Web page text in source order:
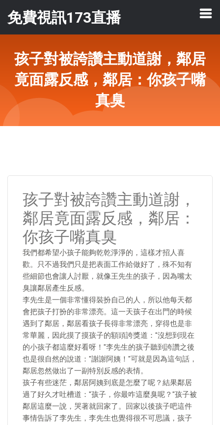
免費視訊173直播
孩子對被誇讚主動道謝，鄰居
竟面露反感，鄰居：你孩子嘴
真臭
孩子對被誇讚主動道謝，
鄰居竟面露反感，鄰居：
你孩子嘴真臭
我們都希望小孩子能夠乾乾淨淨的，這樣才招人喜
歡。只不過我們只是把表面工作給做好了，殊不知有
些細節也會讓人討厭，就像王先生的孩子，因為嘴太
臭讓鄰居產生反感。
李先生是一個非常懂得裝扮自己的人，所以他每天都
會把孩子打扮的非常漂亮。這一天孩子在出門的時候
遇到了鄰居，鄰居看孩子長得非常漂亮，穿得也是非
常華麗，因此摸了摸孩子的額頭誇獎道："沒想到現在
的小孩子都這麼好看呀！"李先生的孩子聽到誇讚之後
也是很自然的說道："謝謝阿姨！"可就是因為這句話，
鄰居忽然做出了一副特別反感的表情。
孩子有些迷茫，鄰居阿姨到底是怎麼了呢？結果鄰居
過了好久才吐槽道："孩子，你最咋這麼臭呢？"孩子被
鄰居這麼一說，哭著就回家了。回家以後孩子吧這件
事情告訴了李先生，李先生也覺得很不可思議，孩子